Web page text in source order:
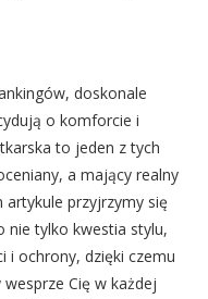
doskonale
o komforcie i
to jeden z tych
a mający realny
artykule przyjrzymy się
nie tylko kwestia stylu,
i ochrony, dzięki czemu
Cię w każdej